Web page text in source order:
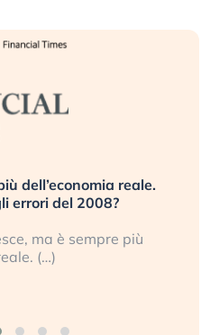
a spegnere Starlink. Gli
il rischio?
a ignorare il rischio